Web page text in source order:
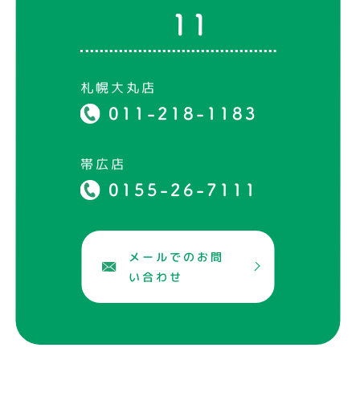
11
札幌大丸店
011-218-1183
帯広店
0155-26-7111
メールでのお問
い合わせ